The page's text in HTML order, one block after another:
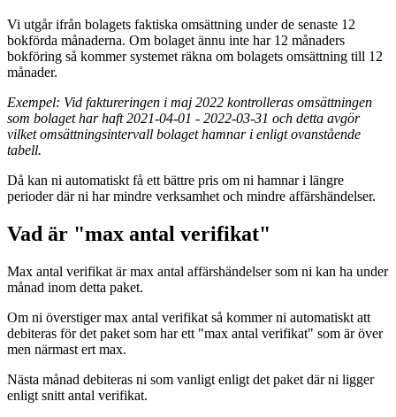
Vi utgår ifrån bolagets faktiska omsättning under de senaste 12
bokförda månaderna. Om bolaget ännu inte har 12 månaders
bokföring så kommer systemet räkna om bolagets omsättning till 12
månader.
Exempel: Vid faktureringen i maj 2022 kontrolleras omsättningen
som bolaget har haft 2021-04-01 - 2022-03-31 och detta avgör
vilket omsättningsintervall bolaget hamnar i enligt ovanstående
tabell.
Då kan ni automatiskt få ett bättre pris om ni hamnar i längre
perioder där ni har mindre verksamhet och mindre affärshändelser.
Vad är "max antal verifikat"
Max antal verifikat är max antal affärshändelser som ni kan ha under
månad inom detta paket.
Om ni överstiger max antal verifikat så kommer ni automatiskt att
debiteras för det paket som har ett "max antal verifikat" som är över
men närmast ert max.
Nästa månad debiteras ni som vanligt enligt det paket där ni ligger
enligt snitt antal verifikat.